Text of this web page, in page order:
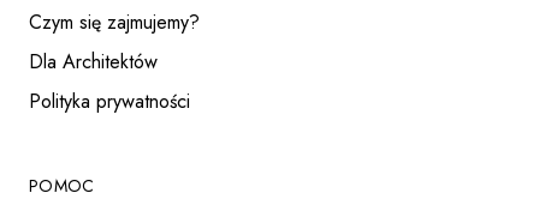
Czym się zajmujemy?
Dla Architektów
Polityka prywatności
POMOC